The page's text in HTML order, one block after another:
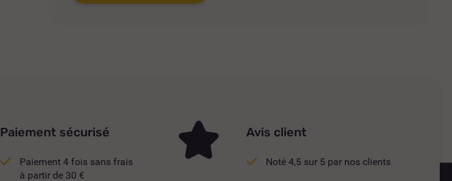
Paiement sécurisé
Paiement 4 fois sans frais
à partir de 30 €
Avis client
Noté 4,5 sur 5 par nos clients